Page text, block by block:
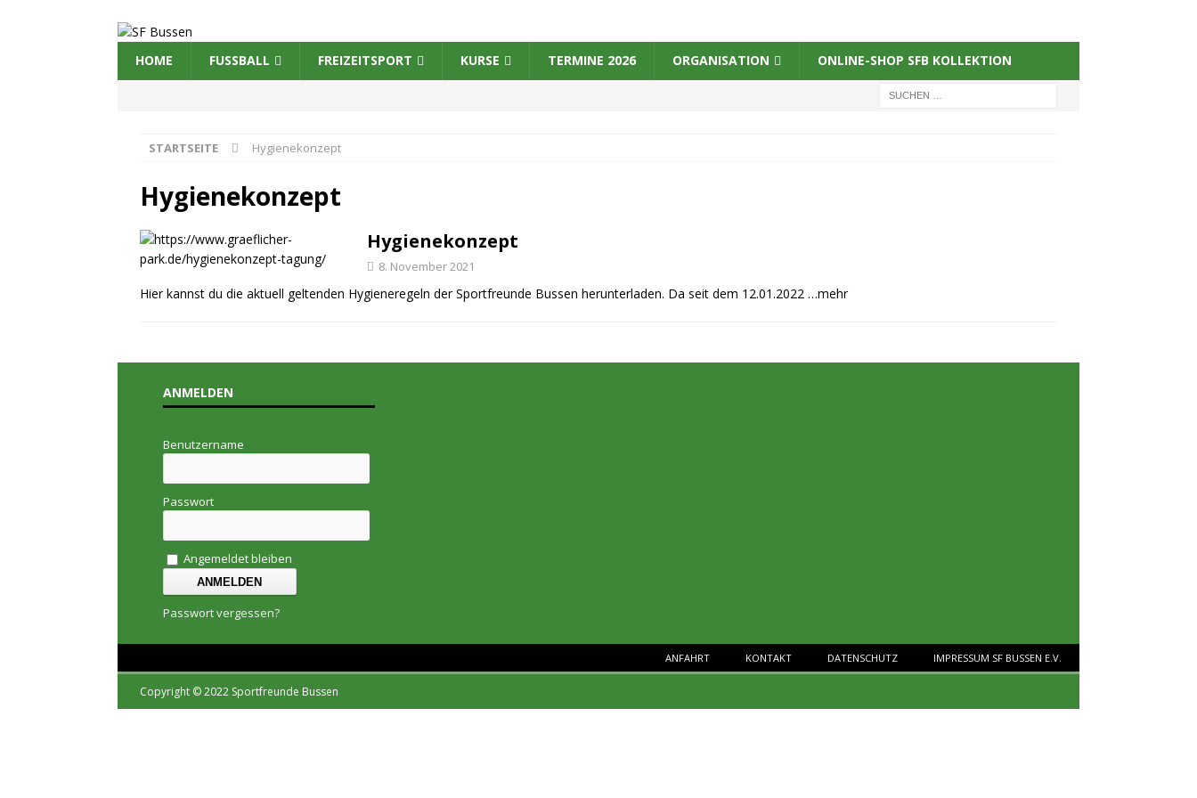
HOME FUSSBALL FREIZEITSPORT KURSE TERMINE 2026 ORGANISATION ONLINE-SHOP SFB KOLLEKTION
STARTSEITE Hygienekonzept
Hygienekonzept
Hygienekonzept
8. November 2021
Hier kannst du die aktuell geltenden Hygieneregeln der Sportfreunde Bussen herunterladen. Da seit dem 12.01.2022 …mehr
ANMELDEN
Benutzername
Passwort
Angemeldet bleiben
Passwort vergessen?
ANFAHRT KONTAKT DATENSCHUTZ IMPRESSUM SF BUSSEN E.V.
Copyright © 2022 Sportfreunde Bussen